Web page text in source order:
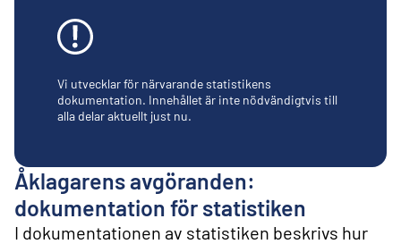
Vi utvecklar för närvarande statistikens
dokumentation. Innehållet är inte nödvändigtvis till
alla delar aktuellt just nu.
Åklagarens avgöranden:
dokumentation för statistiken
I dokumentationen av statistiken beskrivs hur